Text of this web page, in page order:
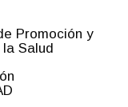
Promoción y
Salud